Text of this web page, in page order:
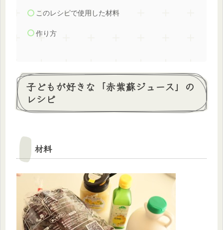
このレシピで使用した材料
作り方
子どもが好きな「赤紫蘇ジュース」の
レシピ
材料